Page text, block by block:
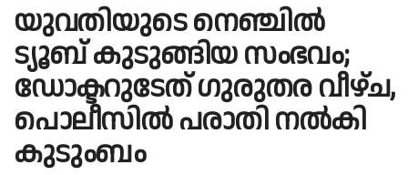
യുവതിയുടെ നെഞ്ചിൽ
ട്യൂബ് കുടുങ്ങിയ സംഭവം;
ഡോക്ടറുടേത് ഗുരുതര വീഴ്‌ച,
പൊലീസിൽ പരാതി നൽകി
കുടുംബം